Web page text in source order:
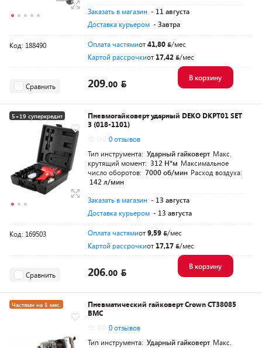
Заказать в магазин - 11 августа
Доставка курьером - Завтра
Код: 188490 Оплата частямиот41,80
/мес
Картой рассрочкиот 17,42 /мес
Сравнить 209.00
В корзину
5+19 суперкредит
Разумная цена
Пневмогайковерт ударный DEKO DKPT01 SET
3 (018-1101)
0 отзывов
Тип инструмента: Ударный гайковерт Макс.
крутящий момент: 312 Н*м Максимальное
число оборотов: 7000 об/мин Расход воздуха:
142 л/мин
Заказать в магазин - 13 августа
Доставка курьером - 13 августа
Код: 169503 Оплата частямиот9,59
/мес
Картой рассрочкиот 17,17 /мес
Сравнить 206.00
В корзину
Частями на 5 мес.
Пневматический гайковерт Crown CT38085
BMC
0 отзывов
Тип инструмента: Ударный гайковерт Макс.